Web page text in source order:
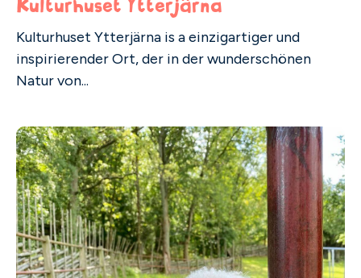
Kulturhuset Ytterjärna
Kulturhuset Ytterjärna is a einzigartiger und
inspirierender Ort, der in der wunderschönen
Natur von...